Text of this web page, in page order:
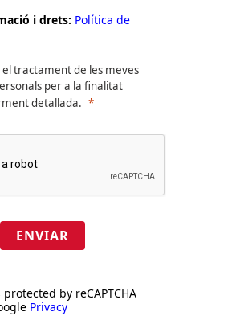
i drets: Política de
el tractament de les meves
per a la finalitat
detallada.
ENVIAR
by reCAPTCHA
Privacy